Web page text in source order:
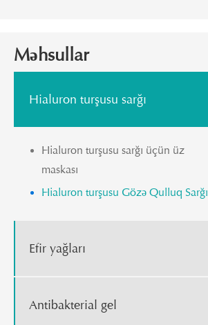
Məhsullar
Hialuron turşusu sarğı
Hialuron turşusu sarğı üçün üz
maskası
Hialuron turşusu Gözə Qulluq Sarğı
Efir yağları
Antibakterial gel